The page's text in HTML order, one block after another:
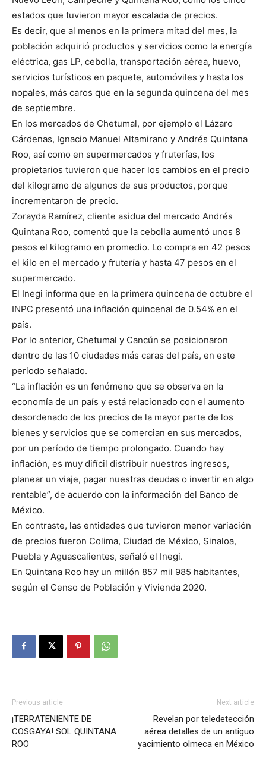
estados que tuvieron mayor escalada de precios.
Es decir, que al menos en la primera mitad del mes, la
población adquirió productos y servicios como la energía
eléctrica, gas LP, cebolla, transportación aérea, huevo,
servicios turísticos en paquete, automóviles y hasta los
nopales, más caros que en la segunda quincena del mes
de septiembre.
En los mercados de Chetumal, por ejemplo el Lázaro
Cárdenas, Ignacio Manuel Altamirano y Andrés Quintana
Roo, así como en supermercados y fruterías, los
propietarios tuvieron que hacer los cambios en el precio
del kilogramo de algunos de sus productos, porque
incrementaron de precio.
Zorayda Ramírez, cliente asidua del mercado Andrés
Quintana Roo, comentó que la cebolla aumentó unos 8
pesos el kilogramo en promedio. Lo compra en 42 pesos
el kilo en el mercado y frutería y hasta 47 pesos en el
supermercado.
El Inegi informa que en la primera quincena de octubre el
INPC presentó una inflación quincenal de 0.54% en el
país.
Por lo anterior, Chetumal y Cancún se posicionaron
dentro de las 10 ciudades más caras del país, en este
período señalado.
“La inflación es un fenómeno que se observa en la
economía de un país y está relacionado con el aumento
desordenado de los precios de la mayor parte de los
bienes y servicios que se comercian en sus mercados,
por un período de tiempo prolongado. Cuando hay
inflación, es muy difícil distribuir nuestros ingresos,
planear un viaje, pagar nuestras deudas o invertir en algo
rentable”, de acuerdo con la información del Banco de
México.
En contraste, las entidades que tuvieron menor variación
de precios fueron Colima, Ciudad de México, Sinaloa,
Puebla y Aguascalientes, señaló el Inegi.
En Quintana Roo hay un millón 857 mil 985 habitantes,
según el Censo de Población y Vivienda 2020.
Previous article
¡TERRATENIENTE DE
COSGAYA! SOL QUINTANA
ROO
Next article
Revelan por teledetección
aérea detalles de un antiguo
yacimiento olmeca en México